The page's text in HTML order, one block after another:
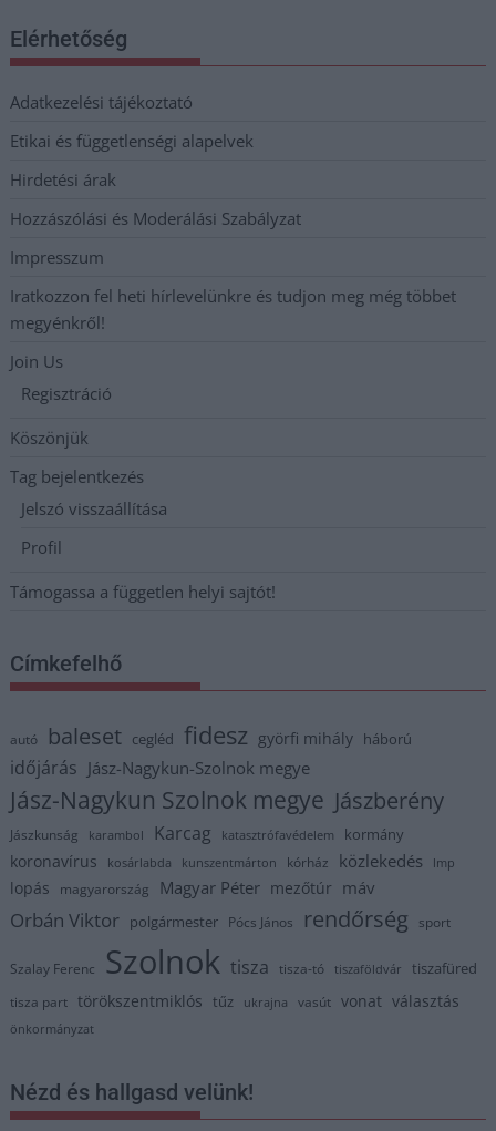
Elérhetőség
Adatkezelési tájékoztató
Etikai és függetlenségi alapelvek
Hirdetési árak
Hozzászólási és Moderálási Szabályzat
Impresszum
Iratkozzon fel heti hírlevelünkre és tudjon meg még többet
megyénkről!
Join Us
Regisztráció
Köszönjük
Tag bejelentkezés
Jelszó visszaállítása
Profil
Támogassa a független helyi sajtót!
Címkefelhő
autó baleset cegléd fidesz györfi mihály háború
időjárás Jász-Nagykun-Szolnok megye
Jász-Nagykun Szolnok megye Jászberény
Jászkunság karambol Karcag katasztrófavédelem kormány
koronavírus kosárlabda kunszentmárton kórház közlekedés lmp
lopás magyarország Magyar Péter mezőtúr máv
Orbán Viktor polgármester Pócs János rendőrség sport
Szalay Ferenc Szolnok tisza tisza-tó tiszaföldvár tiszafüred
tisza part törökszentmiklós tűz ukrajna vasút vonat választás
önkormányzat
Nézd és hallgasd velünk!